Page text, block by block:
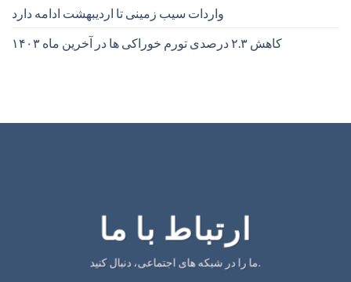
واردات سیب زمینی تا اردیبهشت ادامه دارد
کاهش ۲.۳ درصدی تورم خوراکی ها در آخرین ماه ۱۴۰۳
ارتباط با ما
ما را در شبکه های اجتماعی، دنبال کنید.